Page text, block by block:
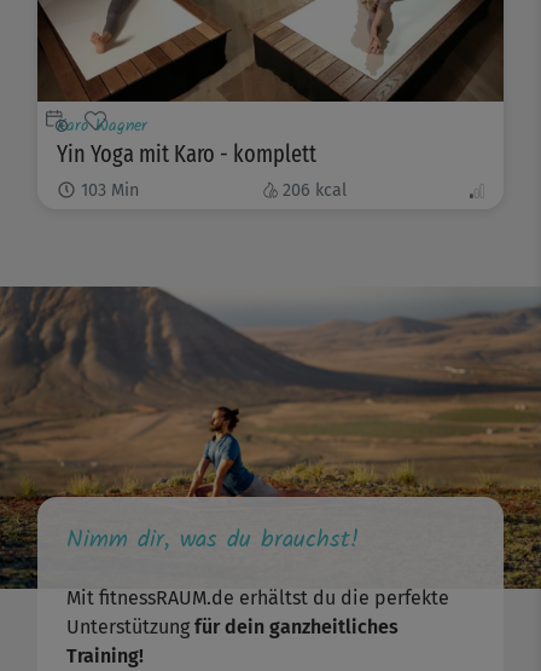
Karo Wagner
Yin Yoga mit Karo - komplett
103 Min 206 kcal
Nimm dir, was du brauchst!
Mit fitnessRAUM.de erhältst du die perfekte
Unterstützung für dein ganzheitliches
Training!